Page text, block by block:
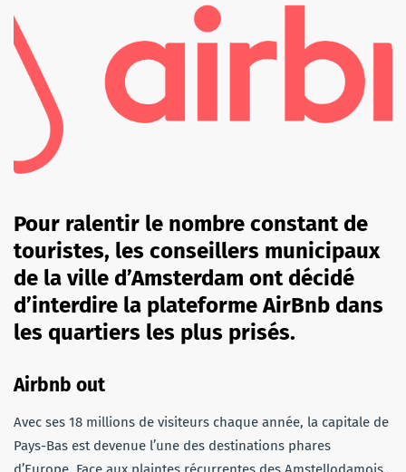
Pour ralentir le nombre constant de
touristes, les conseillers municipaux
de la ville d’Amsterdam ont décidé
d’interdire la plateforme AirBnb dans
les quartiers les plus prisés.
Airbnb out
Avec ses 18 millions de visiteurs chaque année, la capitale de
Pays-Bas est devenue l’une des destinations phares